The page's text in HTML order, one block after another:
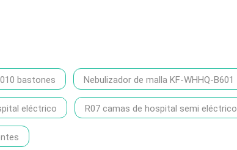
bastones Nebulizador de malla KF-WHHQ-B601
eléctrico R07 camas de hospital semi eléctrico